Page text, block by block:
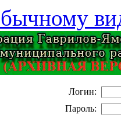
Логин:
Пароль: